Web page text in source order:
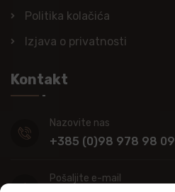
Politika kolačića
Izjava o privatnosti
Kontakt
Nazovite nas
+385 (0)98 978 98 09
Pošaljite e-mail